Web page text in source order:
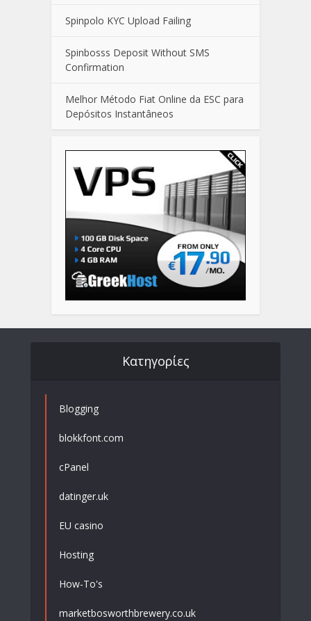
Spinpolo KYC Upload Failing
Spinbosss Deposit Without SMS
Confirmation
Melhor Método Fiat Online da ESC para
Depósitos Instantâneos
Kατηγορίες
Blogging
blokkfont.com
cPanel
datinger.uk
EU casino
Hosting
How-To's
marketbosworthbrewery.co.uk